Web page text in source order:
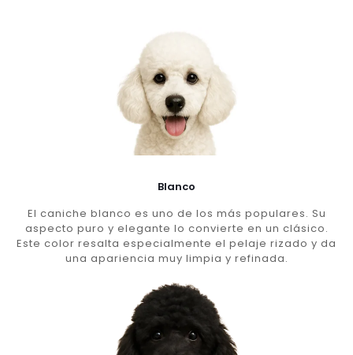
Blanco
El caniche blanco es uno de los más populares. Su
aspecto puro y elegante lo convierte en un clásico.
Este color resalta especialmente el pelaje rizado y da
una apariencia muy limpia y refinada.